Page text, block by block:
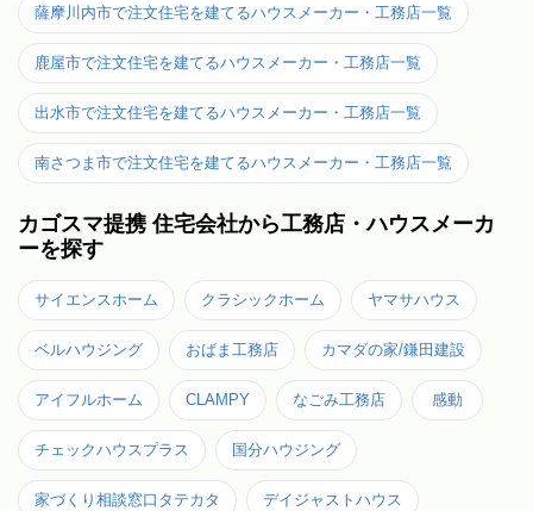
薩摩川内市で注文住宅を建てるハウスメーカー・工務店一覧
鹿屋市で注文住宅を建てるハウスメーカー・工務店一覧
出水市で注文住宅を建てるハウスメーカー・工務店一覧
南さつま市で注文住宅を建てるハウスメーカー・工務店一覧
カゴスマ提携 住宅会社から工務店・ハウスメーカ
ーを探す
サイエンスホーム クラシックホーム ヤマサハウス
ベルハウジング おばま工務店 カマダの家/鎌田建設
アイフルホーム CLAMPY なごみ工務店 感動
チェックハウスプラス 国分ハウジング
家づくり相談窓口タテカタ デイジャストハウス